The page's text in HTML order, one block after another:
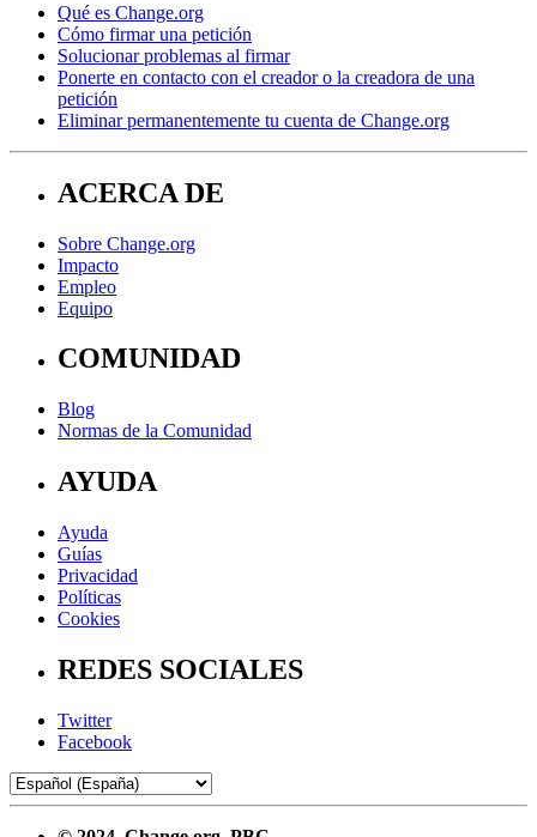
Qué es Change.org
Cómo firmar una petición
Solucionar problemas al firmar
Ponerte en contacto con el creador o la creadora de una
petición
Eliminar permanentemente tu cuenta de Change.org
ACERCA DE
Sobre Change.org
Impacto
Empleo
Equipo
COMUNIDAD
Blog
Normas de la Comunidad
AYUDA
Ayuda
Guías
Privacidad
Políticas
Cookies
REDES SOCIALES
Twitter
Facebook